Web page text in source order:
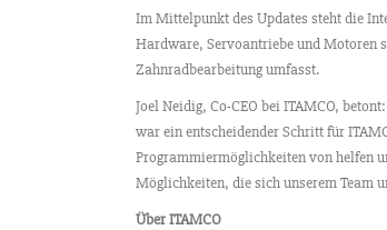
Im Mittelpunkt des Updates steht die
Hardware, Servoantriebe und
Zahnradbearbeitung umfasst.
Joel Neidig, Co-CEO bei ITAMCO,
war ein entscheidender Schritt für
Programmiermöglichkeiten von helfen
Möglichkeiten, die sich unserem Team
Über ITAMCO